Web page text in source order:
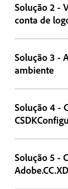
Solução 2 -
conta de
Solução 3 -
ambiente
Solução 4 -
Solução 5 -